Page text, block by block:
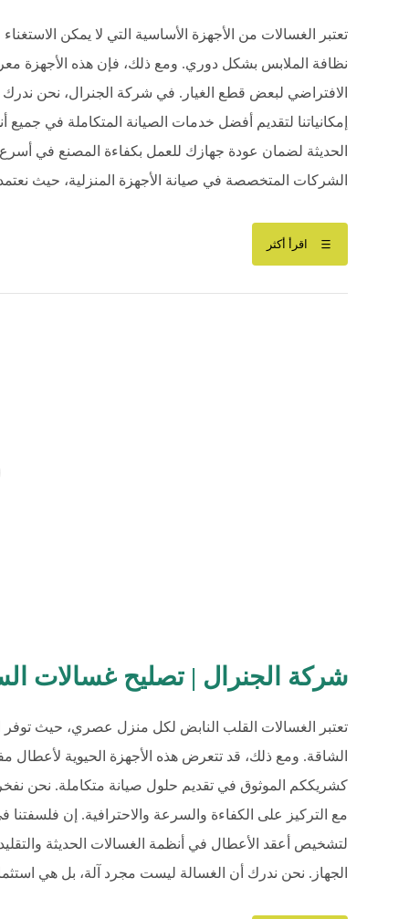
تعتبر الغسالات من الأجهزة الأساسية التي لا يمكن
نظافة الملابس بشكل دوري. ومع ذلك، فإن هذه الأجهزة
الافتراضي لبعض قطع الغيار. في شركة الجنرال، نحن
إمكانياتنا لتقديم أفضل خدمات الصيانة المتكاملة في جميع
الحديثة لضمان عودة جهازك للعمل بكفاءة المصنع في أسرع
الشركات المتخصصة في صيانة الأجهزة المنزلية، حيث
اقرأ أكثر
شركة الجنرال | تصليح غسالات السالمية
تعتبر الغسالات القلب النابض لكل منزل عصري، حيث توفر
الشاقة. ومع ذلك، قد تتعرض هذه الأجهزة الحيوية لأعطال
كشريككم الموثوق في تقديم حلول صيانة متكاملة. نحن نفخر
مع التركيز على الكفاءة والسرعة والاحترافية. إن
لتشخيص أعقد الأعطال في أنظمة الغسالات الحديثة
الجهاز. نحن ندرك أن الغسالة ليست مجرد آلة، بل هي